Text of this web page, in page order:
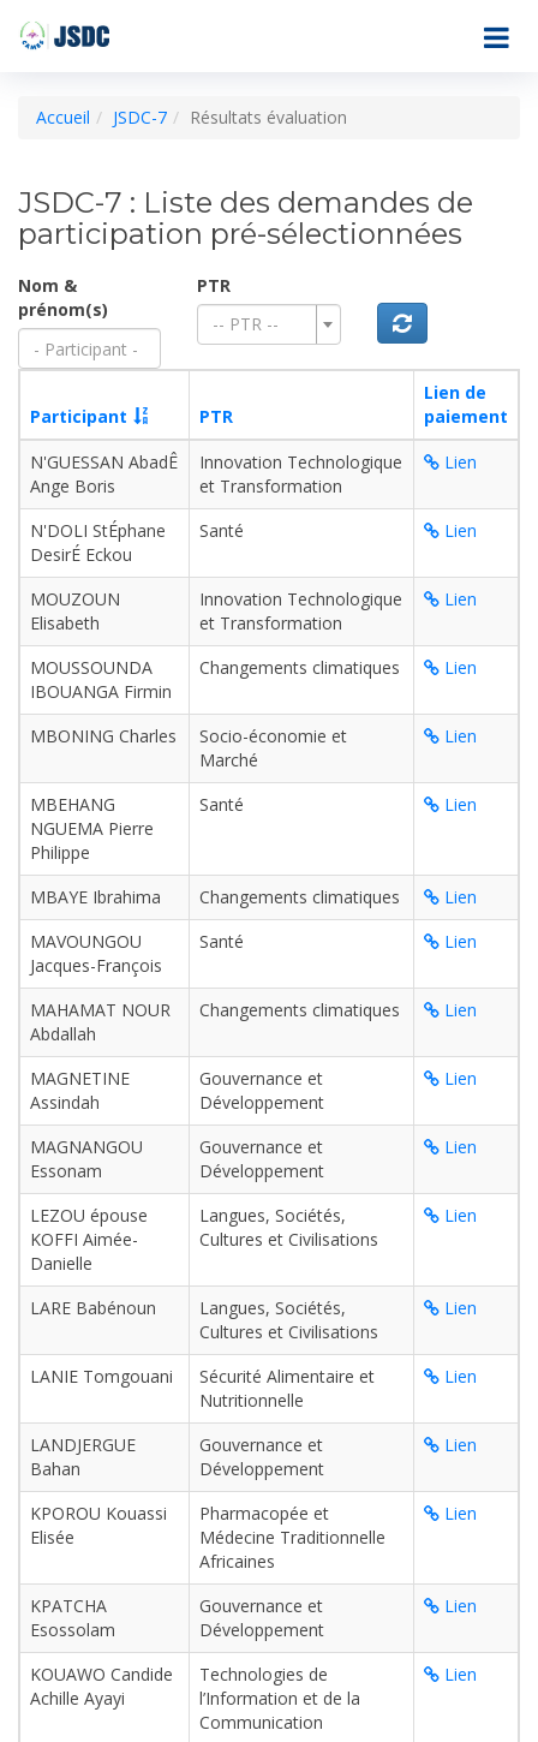
Accueil JSDC-7 Résultats évaluation
JSDC-7 : Liste des demandes de
participation pré-sélectionnées
Nom &
prénom(s)
PTR
-- PTR --
Participant PTR
Lien de
paiement
N'GUESSAN AbadÊ
Ange Boris
Innovation Technologique
et Transformation
Lien
N'DOLI StÉphane
DesirÉ Eckou
Santé Lien
MOUZOUN
Elisabeth
Innovation Technologique
et Transformation
Lien
MOUSSOUNDA
IBOUANGA Firmin
Changements climatiques Lien
MBONING Charles
Socio-économie et
Marché
Lien
MBEHANG
NGUEMA Pierre
Philippe
Santé Lien
MBAYE Ibrahima Changements climatiques
Lien
MAVOUNGOU
Jacques-François
Santé Lien
MAHAMAT NOUR
Abdallah
Changements climatiques Lien
MAGNETINE
Assindah
Gouvernance et
Développement
Lien
MAGNANGOU
Essonam
Gouvernance et
Développement
Lien
LEZOU épouse
KOFFI Aimée-
Danielle
Langues, Sociétés,
Cultures et Civilisations
Lien
LARE Babénoun
Langues, Sociétés,
Cultures et Civilisations
Lien
LANIE Tomgouani
Sécurité Alimentaire et
Nutritionnelle
Lien
LANDJERGUE
Bahan
Gouvernance et
Développement
Lien
KPOROU Kouassi
Elisée
Pharmacopée et
Médecine Traditionnelle
Africaines
Lien
KPATCHA
Esossolam
Gouvernance et
Développement
Lien
KOUAWO Candide
Achille Ayayi
Technologies de
l’Information et de la
Communication
Lien